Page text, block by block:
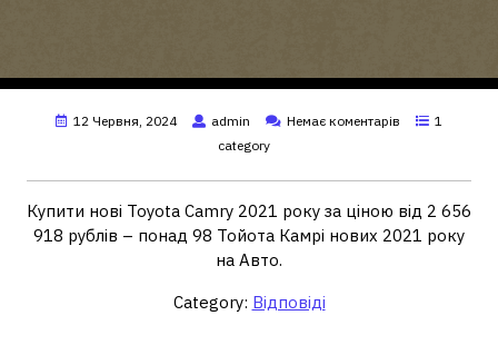
12 Червня, 2024 admin Немає коментарів
1
category
Купити нові Toyota Camry 2021 року за ціною від 2 656
918 рублів – понад 98 Тойота Камрі нових 2021 року
на Авто.
Category: Відповіді